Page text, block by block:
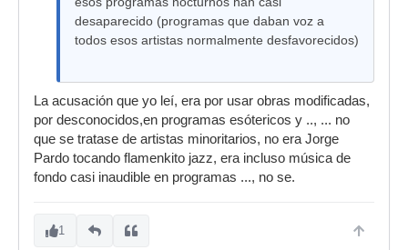
desaparecido (programas que daban voz a
todos esos artistas normalmente desfavorecidos)
La acusación que yo leí, era por usar obras modificadas,
por desconocidos,en programas esótericos y .., ... no
que se tratase de artistas minoritarios, no era Jorge
Pardo tocando flamenkito jazz, era incluso música de
fondo casi inaudible en programas ..., no se.
1